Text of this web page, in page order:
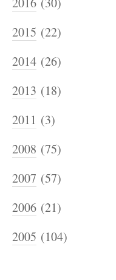
2015 (22)
2014 (26)
2013 (18)
2011 (3)
2008 (75)
2007 (57)
2006 (21)
2005 (104)